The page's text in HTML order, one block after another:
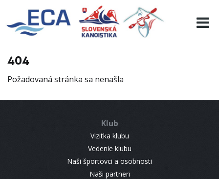
404
Požadovaná stránka sa nenašla
Klub
Vizitka klubu
Vedenie klubu
Naši športovci a osobnosti
Naši partneri
EURO 19
INFO
RESULTS
CONTACT